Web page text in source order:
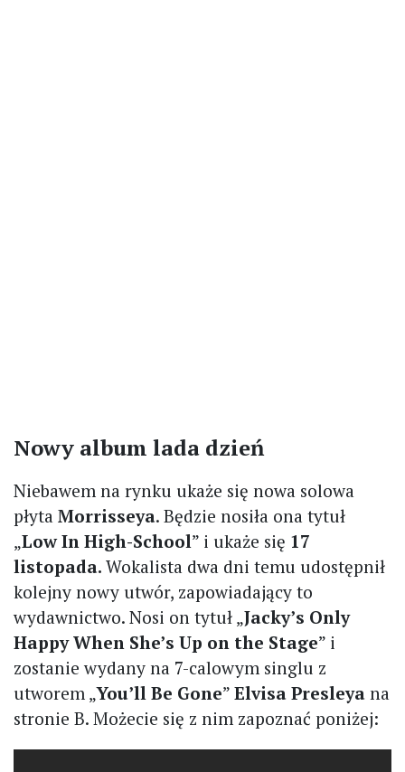
Nowy album lada dzień
Niebawem na rynku ukaże się nowa solowa
płyta Morrisseya. Będzie nosiła ona tytuł
„Low In High-School” i ukaże się 17
listopada. Wokalista dwa dni temu udostępnił
kolejny nowy utwór, zapowiadający to
wydawnictwo. Nosi on tytuł „Jacky’s Only
Happy When She’s Up on the Stage” i
zostanie wydany na 7-calowym singlu z
utworem „You’ll Be Gone” Elvisa Presleya na
stronie B. Możecie się z nim zapoznać poniżej: